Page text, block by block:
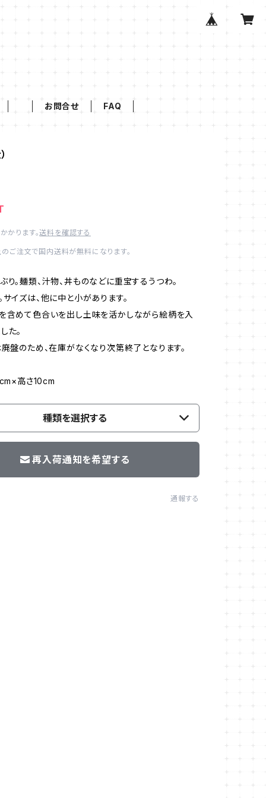
お問合せ FAQ
かります。送料を確認する
ご注文で国内送料が無料になります。
り。麺類、汁物、丼ものなどに重宝するうつわ。
イズは、他に中と小があります。
含めて色合いを出し土味を活かしながら絵柄を入
た。
のため、在庫がなくなり次第終了となります。
高さ10cm
種類を選択する
再入荷通知を希望する
通報する